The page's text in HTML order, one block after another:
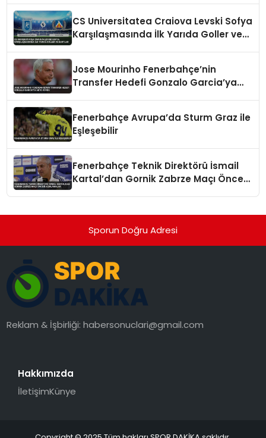
CS Universitatea Craiova Levski Sofya
Karşılaşmasında İlk Yarıda Goller ve
Jose Mourinho Fenerbahçe’nin
Transfer Hedefi Gonzalo Garcia’ya
Fenerbahçe Avrupa’da Sturm Graz ile
Eşleşebilir
Fenerbahçe Teknik Direktörü İsmail
Kartal’dan Gornik Zabrze Maçı Öncesi
Sporun Doğru Adresi
Reklam & İşbirliği:habersonuclari@gmail.com
Hakkımızda
İletişimKünye